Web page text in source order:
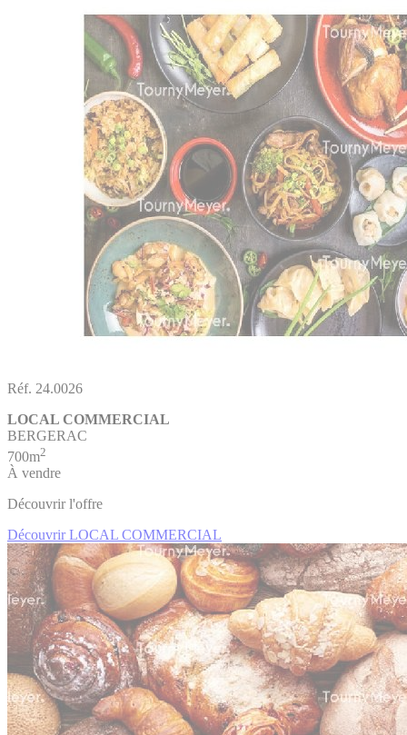
Réf. 24.0026
LOCAL COMMERCIAL
BERGERAC
700m2
À vendre
Découvrir l'offre
Découvrir LOCAL COMMERCIAL